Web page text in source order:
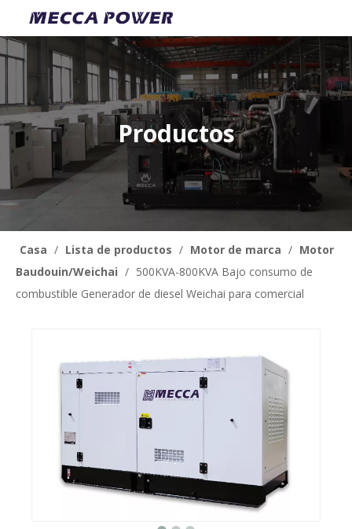
Productos
Casa / Lista de productos / Motor de marca / Motor
Baudouin/Weichai / 500KVA-800KVA Bajo consumo de
combustible Generador de diesel Weichai para comercial